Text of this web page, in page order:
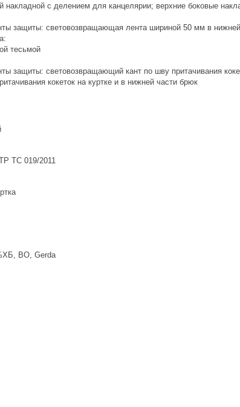
накладной с делением для канцелярии; верхние боковые
защиты: световозвращающая лента шириной 50 мм в нижней
тесьмой
защиты: световозвращающий кант по шву притачивания
кокеток на куртке и в нижней части брюк
ТС 019/2011
ВО, Gerda